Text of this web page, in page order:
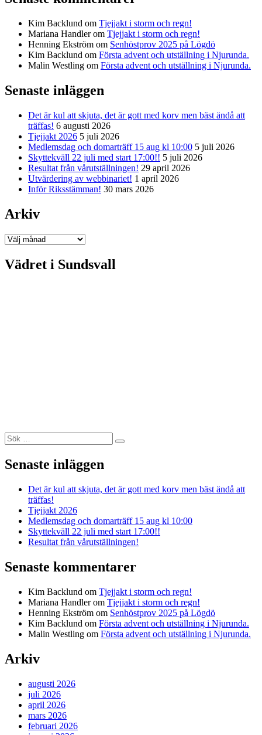
Kim Backlund om Tjejjakt i storm och regn!
Mariana Handlerom Tjejjakt i storm och regn!
Henning Ekström om Senhöstprov 2025 på Lögdö
Kim Backlund om Första advent och utställning i Njurunda.
Malin Westling om Första advent och utställning i Njurunda.
Senaste inläggen
Det är kul att skjuta, det är gott med korv men bäst ändå att
träffas! 6 augusti 2026
Tjejjakt 2026 5 juli 2026
Medlemsdag och domarträff 15 aug kl 10:00 5 juli 2026
Skyttekväll 22 juli med start 17:00!! 5 juli 2026
Resultat från vårutställningen! 29 april 2026
Utvärdering av webbinariet! 1 april 2026
Inför Riksstämman! 30 mars 2026
Arkiv
Arkiv
Vädret i Sundsvall
Sök
efter:
Sök
Senaste inläggen
Det är kul att skjuta, det är gott med korv men bäst ändå att
träffas!
Tjejjakt 2026
Medlemsdag och domarträff 15 aug kl 10:00
Skyttekväll 22 juli med start 17:00!!
Resultat från vårutställningen!
Senaste kommentarer
Kim Backlund om Tjejjakt i storm och regn!
Mariana Handlerom Tjejjakt i storm och regn!
Henning Ekström om Senhöstprov 2025 på Lögdö
Kim Backlund om Första advent och utställning i Njurunda.
Malin Westling om Första advent och utställning i Njurunda.
Arkiv
augusti 2026
juli 2026
april 2026
mars 2026
februari 2026